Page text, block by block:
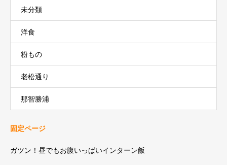
未分類
洋食
粉もの
老松通り
那智勝浦
固定ページ
ガツン！昼でもお腹いっぱいインターン飯